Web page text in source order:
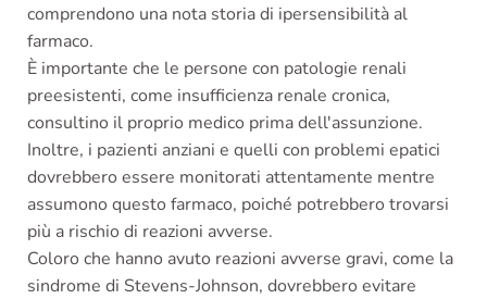
comprendono una nota storia di ipersensibilità al
farmaco.
È importante che le persone con patologie renali
preesistenti, come insufficienza renale cronica,
consultino il proprio medico prima dell'assunzione.
Inoltre, i pazienti anziani e quelli con problemi epatici
dovrebbero essere monitorati attentamente mentre
assumono questo farmaco, poiché potrebbero trovarsi
più a rischio di reazioni avverse.
Coloro che hanno avuto reazioni avverse gravi, come la
sindrome di Stevens-Johnson, dovrebbero evitare